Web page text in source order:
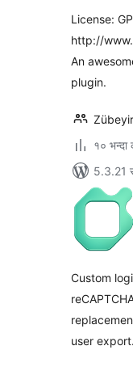
License:
http://
An
plugin.
१० भन्दा
5.3.21
Custom
user export.